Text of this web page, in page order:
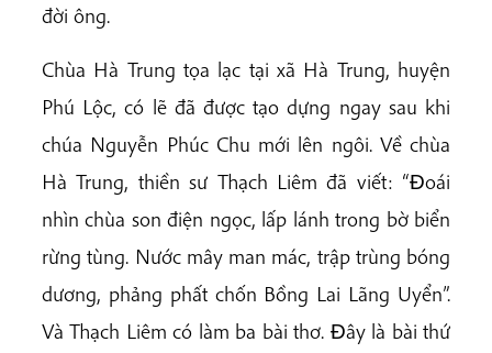
đời ông.
Chùa Hà Trung tọa lạc tại xã Hà Trung, huyện
Phú Lộc, có lẽ đã được tạo dựng ngay sau khi
chúa Nguyễn Phúc Chu mới lên ngôi. Về chùa
Hà Trung, thiền sư Thạch Liêm đã viết: “Ðoái
nhìn chùa son điện ngọc, lấp lánh trong bờ biển
rừng tùng. Nước mây man mác, trập trùng bóng
dương, phảng phất chốn Bồng Lai Lãng Uyển”.
Và Thạch Liêm có làm ba bài thơ. Ðây là bài thứ